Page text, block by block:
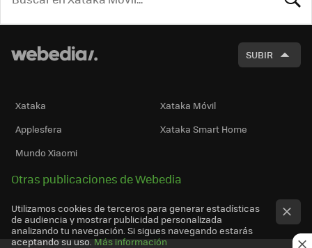
SUBIR
Xataka
Xataka Móvil
Applesfera
Xataka Smart Home
Mundo Xiaomi
Otras publicaciones de Webedia
Utilizamos cookies de terceros para generar estadísticas
de audiencia y mostrar publicidad personalizada
analizando tu navegación. Si sigues navegando estarás
aceptando su uso. Más información